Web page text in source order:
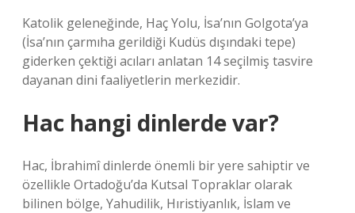
Katolik geleneğinde, Haç Yolu, İsa’nın Golgota’ya
(İsa’nın çarmıha gerildiği Kudüs dışındaki tepe)
giderken çektiği acıları anlatan 14 seçilmiş tasvire
dayanan dini faaliyetlerin merkezidir.
Hac hangi dinlerde var?
Hac, İbrahimî dinlerde önemli bir yere sahiptir ve
özellikle Ortadoğu’da Kutsal Topraklar olarak
bilinen bölge, Yahudilik, Hıristiyanlık, İslam ve